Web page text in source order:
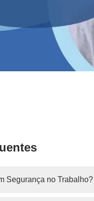
Segurança no Trabalho?